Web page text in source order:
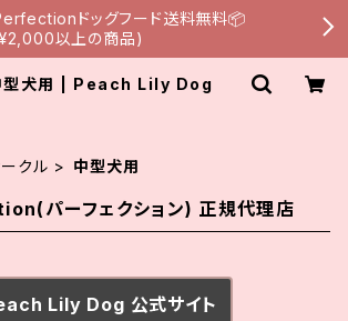
ドッグフード送料無料📦
以上の商品)
型犬用 | Peach Lily Dog
クル 中型犬用
パーフェクション) 正規代理店
Lily Dog 公式サイト